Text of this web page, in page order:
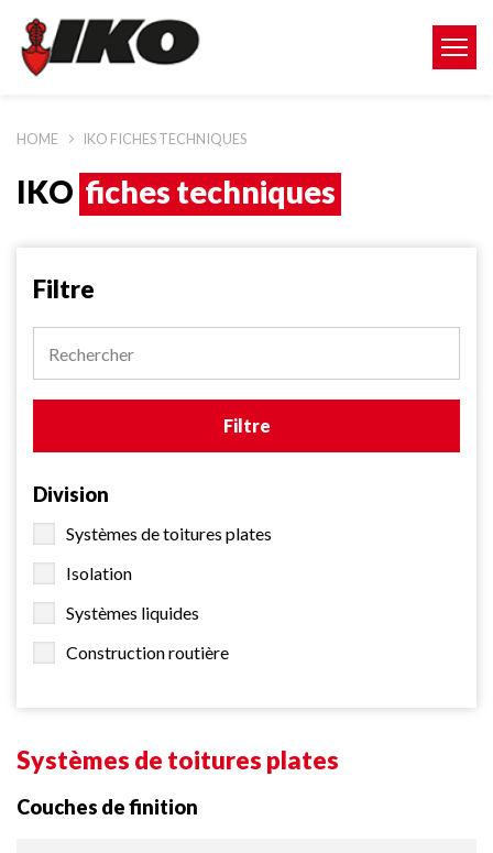
HOME IKO FICHES TECHNIQUES
IKO fiches techniques
Filtre
Division
Systèmes de toitures plates
Isolation
Systèmes liquides
Construction routière
Systèmes de toitures plates
Couches de finition